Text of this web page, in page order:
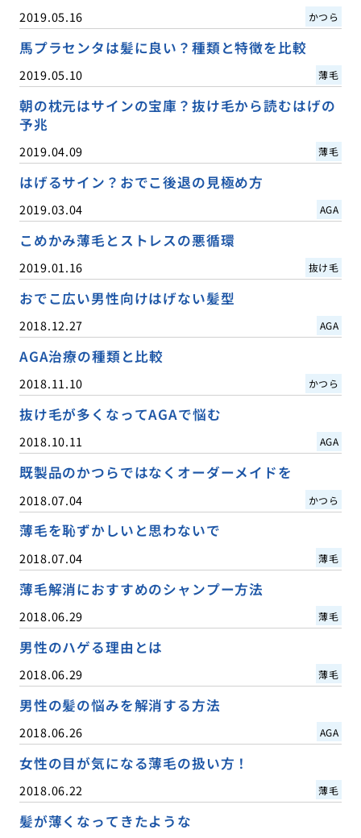
2019.05.16 かつら
馬プラセンタは髪に良い？種類と特徴を比較
2019.05.10 薄毛
朝の枕元はサインの宝庫？抜け毛から読むはげの
予兆
2019.04.09 薄毛
はげるサイン？おでこ後退の見極め方
2019.03.04 AGA
こめかみ薄毛とストレスの悪循環
2019.01.16 抜け毛
おでこ広い男性向けはげない髪型
2018.12.27 AGA
AGA治療の種類と比較
2018.11.10 かつら
抜け毛が多くなってAGAで悩む
2018.10.11 AGA
既製品のかつらではなくオーダーメイドを
2018.07.04 かつら
薄毛を恥ずかしいと思わないで
2018.07.04 薄毛
薄毛解消におすすめのシャンプー方法
2018.06.29 薄毛
男性のハゲる理由とは
2018.06.29 薄毛
男性の髪の悩みを解消する方法
2018.06.26 AGA
女性の目が気になる薄毛の扱い方！
2018.06.22 薄毛
髪が薄くなってきたような